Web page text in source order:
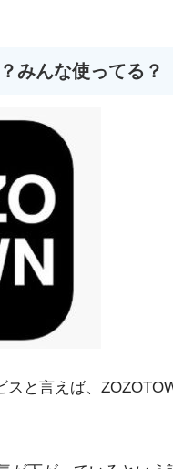
みんな使ってる？
と言えば、